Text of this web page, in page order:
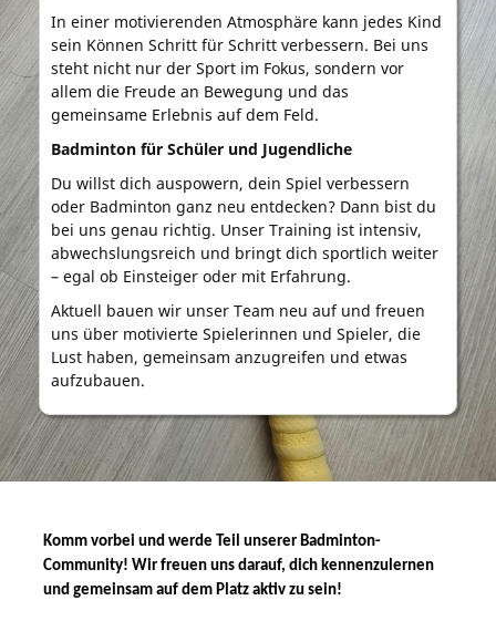
In einer motivierenden Atmosphäre kann jedes Kind
sein Können Schritt für Schritt verbessern. Bei uns
steht nicht nur der Sport im Fokus, sondern vor
allem die Freude an Bewegung und das
gemeinsame Erlebnis auf dem Feld.
Badminton für Schüler und Jugendliche
Du willst dich auspowern, dein Spiel verbessern
oder Badminton ganz neu entdecken? Dann bist du
bei uns genau richtig. Unser Training ist intensiv,
abwechslungsreich und bringt dich sportlich weiter
– egal ob Einsteiger oder mit Erfahrung.
Aktuell bauen wir unser Team neu auf und freuen
uns über motivierte Spielerinnen und Spieler, die
Lust haben, gemeinsam anzugreifen und etwas
aufzubauen.
Komm vorbei und werde Teil unserer Badminton-
Community! Wir freuen uns darauf, dich kennenzulernen
und gemeinsam auf dem Platz aktiv zu sein!